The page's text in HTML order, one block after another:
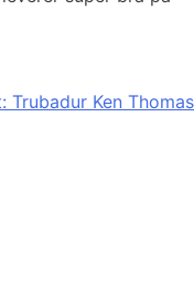
Trubadur Ken Thomas